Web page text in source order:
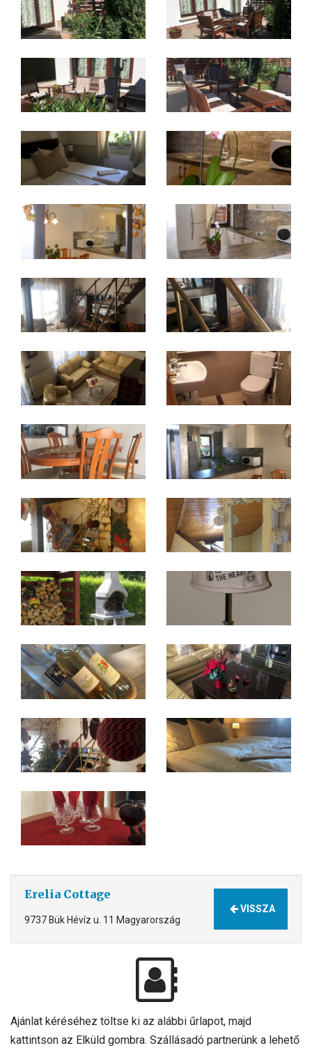
Erelia Cottage
9737 Bük Hévíz u. 11 Magyarország
VISSZA
Ajánlat kéréséhez töltse ki az alábbi űrlapot, majd
kattintson az Elküld gombra. Szállásadó partnerünk a lehető